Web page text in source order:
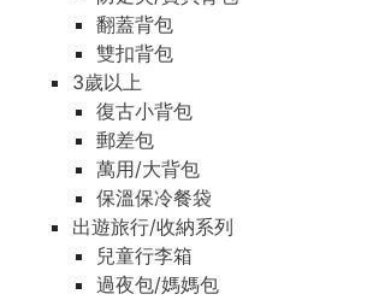
翻蓋背包
雙扣背包
3歲以上
復古小背包
郵差包
萬用/大背包
保溫保冷餐袋
出遊旅行/收納系列
兒童行李箱
過夜包/媽媽包